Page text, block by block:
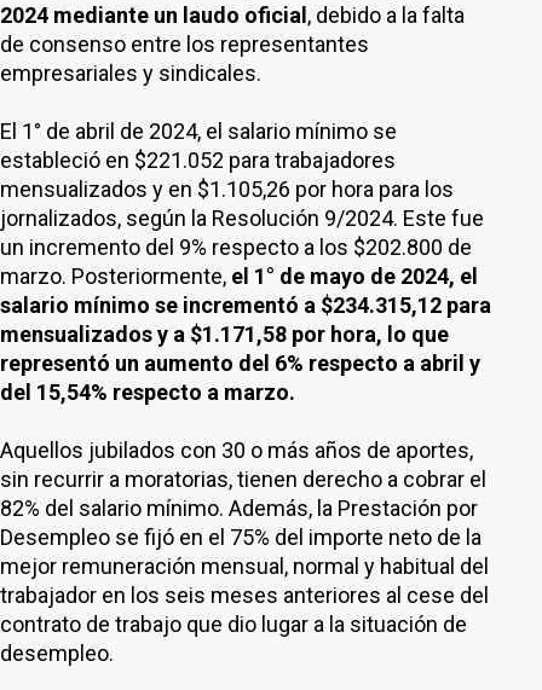
2024 mediante un laudo oficial , debido a la falta
de consenso entre los representantes
empresariales y sindicales.
El 1° de abril de 2024, el salario mínimo se
estableció en $221.052 para trabajadores
mensualizados y en $1.105,26 por hora para los
jornalizados, según la Resolución 9/2024. Este fue
un incremento del 9% respecto a los $202.800 de
marzo. Posteriormente, el 1° de mayo de 2024, el
salario mínimo se incrementó a $234.315,12 para
mensualizados y a $1.171,58 por hora, lo que
representó un aumento del 6% respecto a abril y
del 15,54% respecto a marzo.
Aquellos jubilados con 30 o más años de aportes,
sin recurrir a moratorias, tienen derecho a cobrar el
82% del salario mínimo. Además, la Prestación por
Desempleo se fijó en el 75% del importe neto de la
mejor remuneración mensual, normal y habitual del
trabajador en los seis meses anteriores al cese del
contrato de trabajo que dio lugar a la situación de
desempleo.